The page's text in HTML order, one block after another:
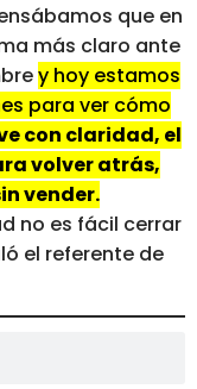
que en
más claro ante
y hoy estamos
para ver cómo
con claridad, el
volver atrás,
vender.
no es fácil cerrar
el referente de